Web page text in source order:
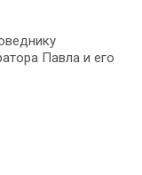
Павла и его